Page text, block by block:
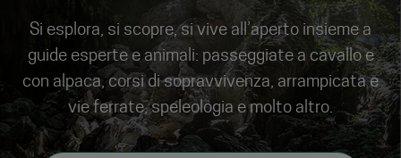
Si esplora, si scopre, si vive all’aperto insieme a
guide esperte e animali: passeggiate a cavallo e
con alpaca, corsi di sopravvivenza, arrampicata e
vie ferrate, speleologia e molto altro.